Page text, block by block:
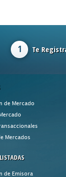
1 Te
de Mercado
Mercados
de Emisora